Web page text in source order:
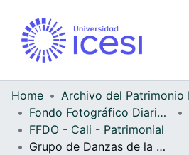
Home
Fondo Fotográfico Diario Occidente
FFDO - Cali - Patrimonial
Grupo de Danzas de la Escuela General Santander